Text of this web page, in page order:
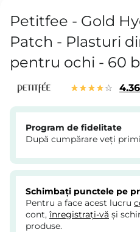
Petitfee - Gold
Patch - Plasturi
pentru ochi - 60
4.36
Program de fidelitate
După cumpărare veți
Schimbați punctele pe
Pentru a face acest lucru
cont, înregistrați-vă și
produse.